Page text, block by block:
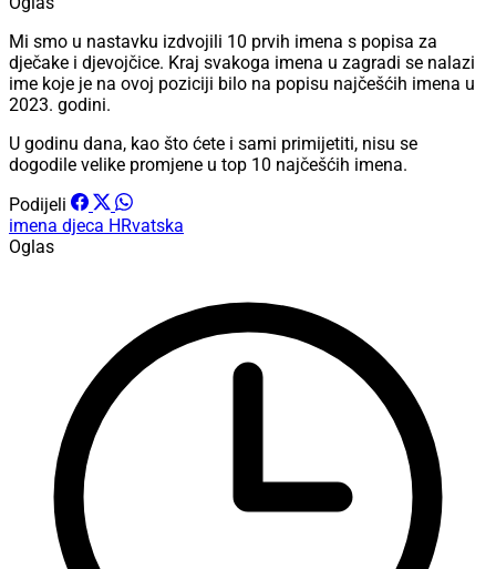
Mi smo u nastavku izdvojili 10 prvih imena s popisa za
dječake i djevojčice. Kraj svakoga imena u zagradi se nalazi
ime koje je na ovoj poziciji bilo na popisu najčešćih imena u
2023. godini.
U godinu dana, kao što ćete i sami primijetiti, nisu se
dogodile velike promjene u top 10 najčešćih imena.
Podijeli
imena djeca HRvatska
Oglas